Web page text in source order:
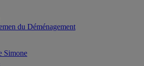
du Déménagement
Simone